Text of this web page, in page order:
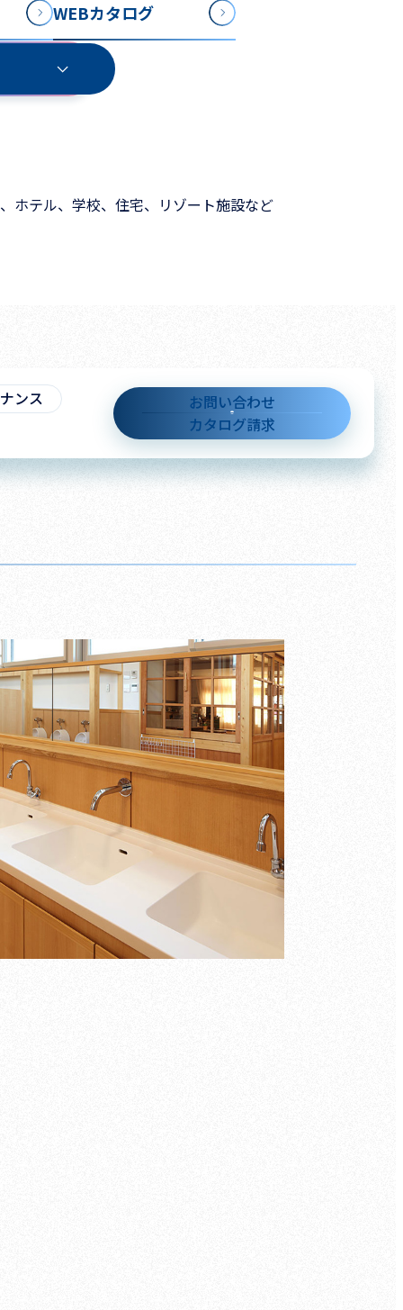
WEBカタログ
ホテル、学校、住宅、リゾート施設など
ンス
お問い合わせ
カタログ請求